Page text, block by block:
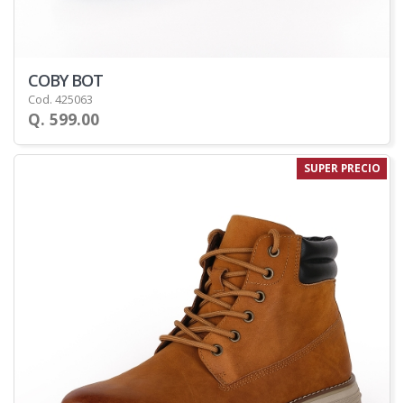
COBY BOT
Cod. 425063
Q. 599.00
SUPER PRECIO